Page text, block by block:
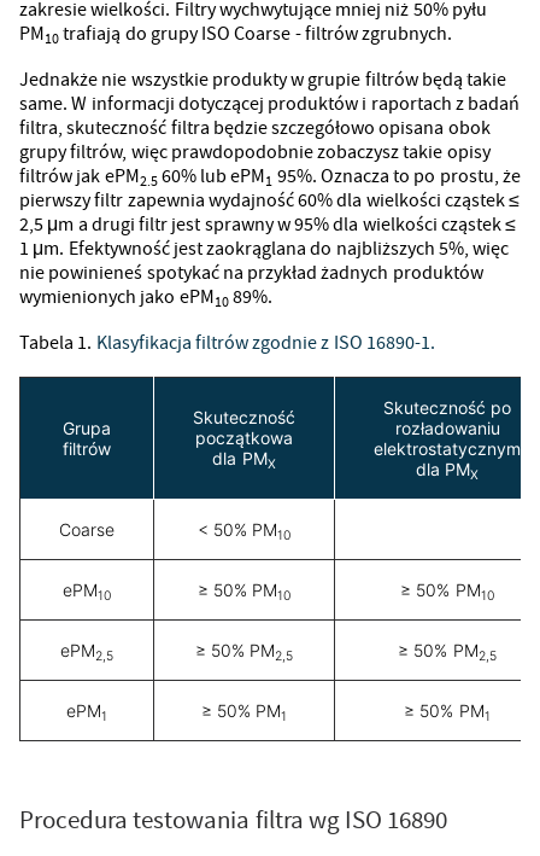
zakresie wielkości. Filtry wychwytujące mniej niż 50% pyłu
PM10trafiają do grupy ISO Coarse - filtrów zgrubnych.
Jednakże nie wszystkie produkty w grupie filtrów będą takie
same. W informacji dotyczącej produktów i raportach z badań
filtra, skuteczność filtra będzie szczegółowo opisana obok
grupy filtrów, więc prawdopodobnie zobaczysz takie opisy
filtrów jak ePM2.560% lub ePM1 95%. Oznacza to po prostu, że
pierwszy filtr zapewnia wydajność 60% dla wielkości cząstek ≤
2,5 μm a drugi filtr jest sprawny w 95% dla wielkości cząstek ≤
1 μm. Efektywność jest zaokrąglana do najbliższych 5%, więc
nie powinieneś spotykać na przykład żadnych produktów
wymienionych jako ePM1089%.
Tabela 1. Klasyfikacja filtrów zgodnie z ISO 16890-1.
Grupa
filtrów
Skuteczność
początkowa
dla PMX
Skuteczność po
rozładowaniu
elektrostatycznym
dla PMX
Coarse < 50% PM10
ePM10 ≥ 50% PM10 ≥ 50% PM10
ePM2,5 ≥ 50% PM2,5 ≥ 50% PM2,5
ePM1 ≥ 50% PM1 ≥ 50% PM1
Procedura testowania filtra wg ISO 16890